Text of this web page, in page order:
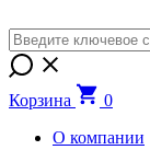
Корзина
0
О компании